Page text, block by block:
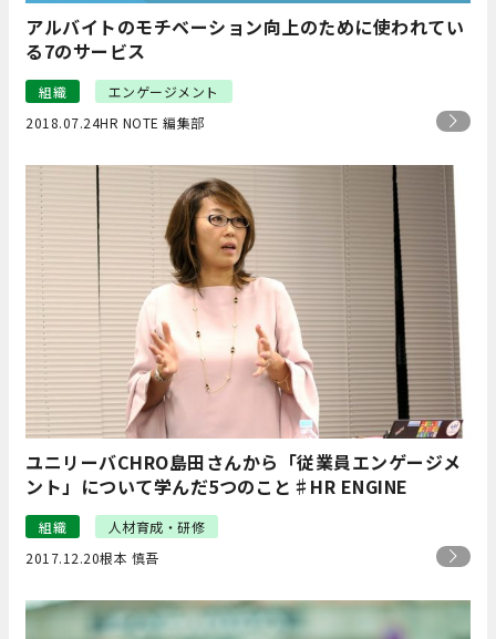
アルバイトのモチベーション向上のために使われてい
る7のサービス
組織
エンゲージメント
2018.07.24HR NOTE 編集部
ユニリーバCHRO島田さんから「従業員エンゲージメ
ント」について学んだ5つのこと♯HR ENGINE
組織
人材育成・研修
2017.12.20根本 慎吾